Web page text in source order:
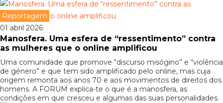
Reportagem
01 abril 2026
Manosfera. Uma esfera de “ressentimento” contra
as mulheres que o online amplificou
Uma comunidade que promove “discurso misógino” e “violência
de género” e que tem sido amplificado pelo online, mas cuja
origem remonta aos anos 70 e aos movimentos de direitos dos
homens. A FORUM explica-te o que é a manosfera, as
condições em que cresceu e algumas das suas personalidades.